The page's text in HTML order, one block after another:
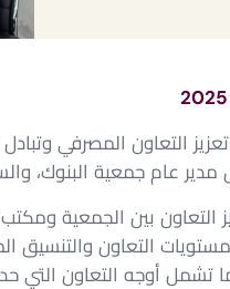
التعاون المصرفي
مدير عام جمعية
التعاون بين الجمعية
مستويات التعاون
تشمل أوجه التعاون التي